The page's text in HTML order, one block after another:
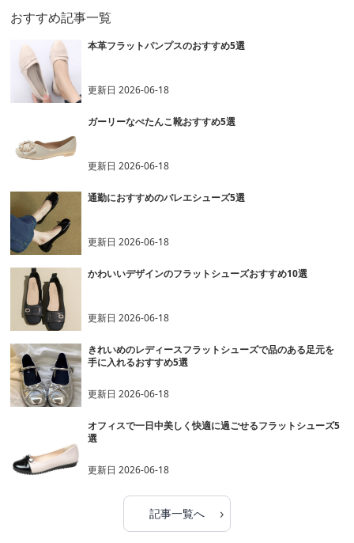
おすすめ記事一覧
本革フラットパンプスのおすすめ5選
更新日2026-06-18
ガーリーなぺたんこ靴おすすめ5選
更新日2026-06-18
通勤におすすめのバレエシューズ5選
更新日2026-06-18
かわいいデザインのフラットシューズおすすめ10選
更新日2026-06-18
きれいめのレディースフラットシューズで品のある足元を
手に入れるおすすめ5選
更新日2026-06-18
オフィスで一日中美しく快適に過ごせるフラットシューズ5
選
更新日2026-06-18
記事一覧へ ›